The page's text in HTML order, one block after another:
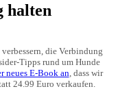
halten
die Verbindung
Tipps rund um Hunde
neues E-Book an , dass wir
24.99 Euro verkaufen.